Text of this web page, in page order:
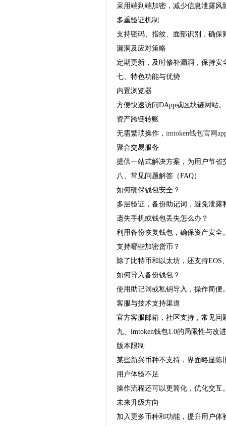
采用端到端加密，减少信息泄露风
多重验证机制
支持密码、指纹、面部识别，确保
漏洞及应对策略
定期更新，及时修补漏洞，保持安
七、特色功能与优势
内置浏览器
方便快速访问DApp或区块链网站。
资产跨链转账
无需繁琐操作， imtoken钱包官网
聚合交易服务
提供一站式解决方案，为用户节省
八、常见问题解答（FAQ）
如何确保钱包安全？
多层验证，备份助记词，避免泄露
遗失手机或钱包丢失怎么办？
利用备份恢复钱包，确保资产安全
支持哪些加密货币？
除了比特币和以太坊，还支持EOS
如何导入备份钱包？
使用助记词或私钥导入，操作简便
客服与技术支持渠道
官方客服邮箱，社区支持，常见问
九、imtoken钱包1.0的局限性与改
版本限制
某些新兴币种不支持，界面略显陈
用户体验不足
操作流程还可以更简化，优化交互
未来升级方向
加入更多币种和功能，提升用户体